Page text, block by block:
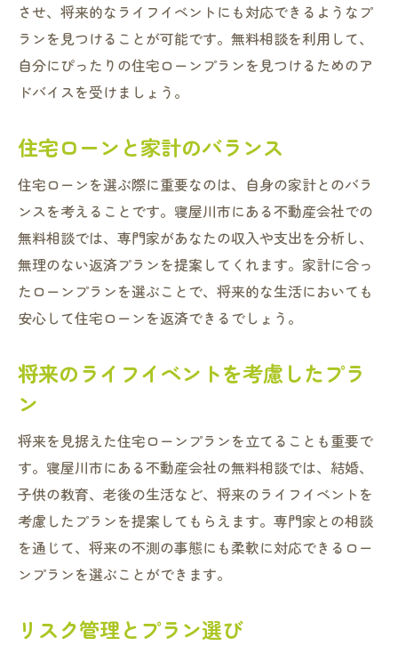
させ、将来的なライフイベントにも対応できるようなプ
ランを見つけることが可能です。無料相談を利用して、
自分にぴったりの住宅ローンプランを見つけるためのア
ドバイスを受けましょう。
住宅ローンと家計のバランス
住宅ローンを選ぶ際に重要なのは、自身の家計とのバラ
ンスを考えることです。寝屋川市にある不動産会社での
無料相談では、専門家があなたの収入や支出を分析し、
無理のない返済プランを提案してくれます。家計に合っ
たローンプランを選ぶことで、将来的な生活においても
安心して住宅ローンを返済できるでしょう。
将来のライフイベントを考慮したプラ
ン
将来を見据えた住宅ローンプランを立てることも重要で
す。寝屋川市にある不動産会社の無料相談では、結婚、
子供の教育、老後の生活など、将来のライフイベントを
考慮したプランを提案してもらえます。専門家との相談
を通じて、将来の不測の事態にも柔軟に対応できるロー
ンプランを選ぶことができます。
リスク管理とプラン選び